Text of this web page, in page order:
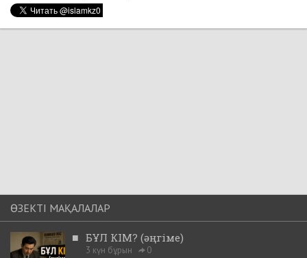
ӨЗЕКТІ МАҚАЛАЛАР
■ БҰЛ КІМ? (әңгіме)
3 күн бұрын 0